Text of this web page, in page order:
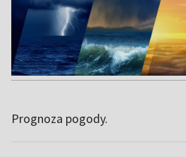
Prognoza pogody.